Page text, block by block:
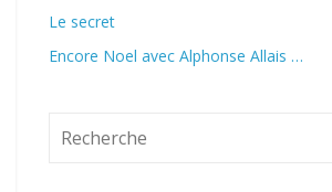
Le secret
Encore Noel avec Alphonse Allais …